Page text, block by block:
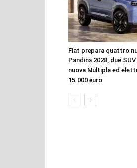
Fiat prepara quattro
Pandina 2028, due SUV
nuova Multipla ed
15.000 euro